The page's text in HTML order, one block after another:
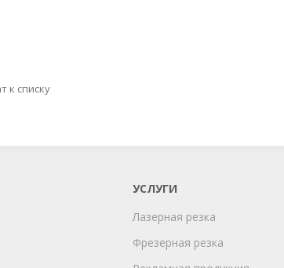
к списку
УСЛУГИ
Лазерная резка
Фрезерная резка